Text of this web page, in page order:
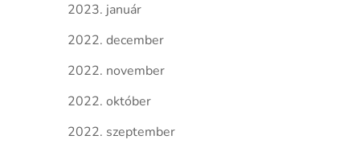
2023. január
2022. december
2022. november
2022. október
2022. szeptember